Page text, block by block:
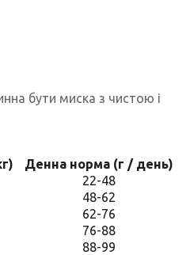
бути миска з чистою і
Денна норма (г / день)
22-48
48-62
62-76
76-88
88-99